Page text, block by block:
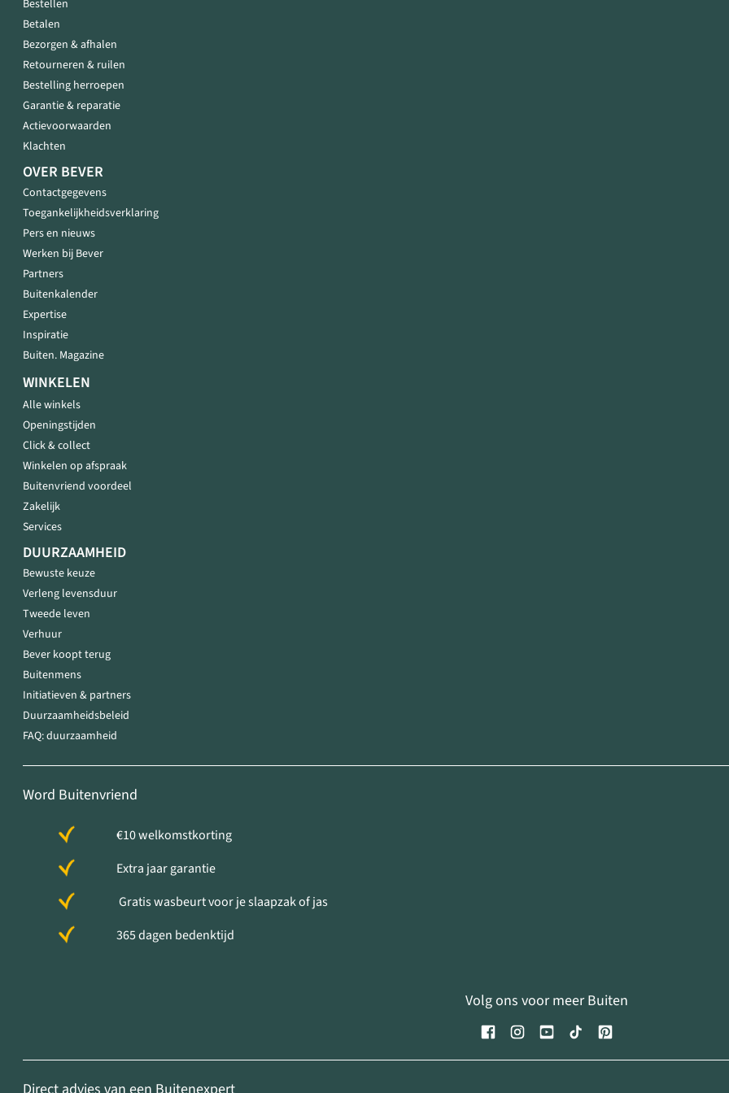
Bestellen
Betalen
Bezorgen & afhalen
Retourneren & ruilen
Bestelling herroepen
Garantie & reparatie
Actievoorwaarden
Klachten
OVER BEVER
Contactgegevens
Toegankelijkheidsverklaring
Pers en nieuws
Werken bij Bever
Partners
Buitenkalender
Expertise
Inspiratie
Buiten. Magazine
WINKELEN
Alle winkels
Openingstijden
Click & collect
Winkelen op afspraak
Buitenvriend voordeel
Zakelijk
Services
DUURZAAMHEID
Bewuste keuze
Verleng levensduur
Tweede leven
Verhuur
Bever koopt terug
Buitenmens
Initiatieven & partners
Duurzaamheidsbeleid
FAQ: duurzaamheid
Word Buitenvriend
€10 welkomstkorting
Extra jaar garantie
Gratis wasbeurt voor je slaapzak of jas
365 dagen bedenktijd
Volg ons voor meer Buiten